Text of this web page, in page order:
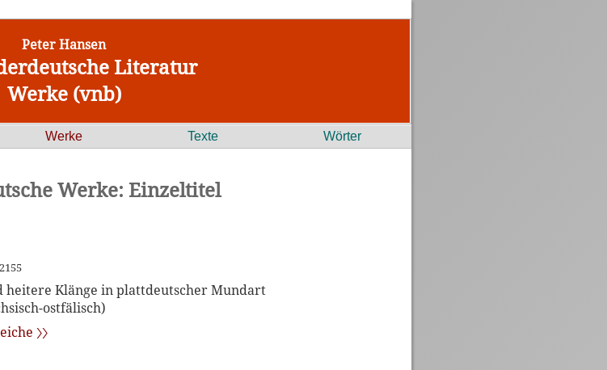
Peter Hansen
Literatur
Werke (vnb)
Werke Texte Wörter
Werke: Einzeltitel
heitere Klänge in plattdeutscher Mundart
ostfälisch)
〉〉